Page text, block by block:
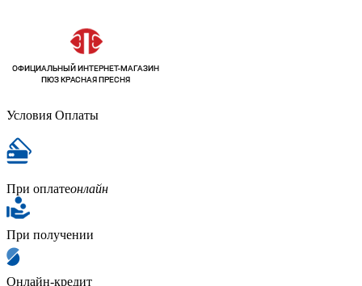
Условия Оплаты
При оплатеонлайн
При получении
Онлайн-кредит